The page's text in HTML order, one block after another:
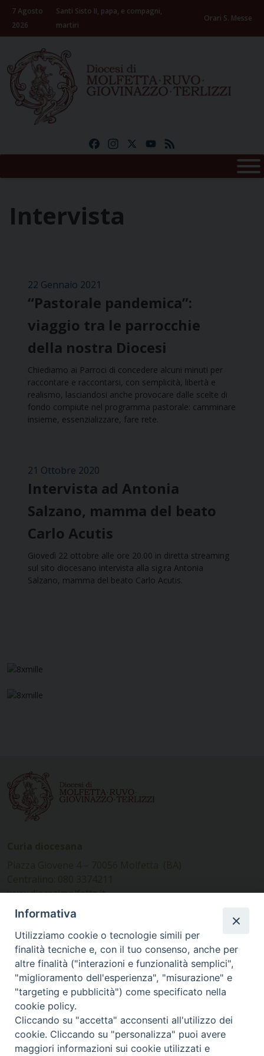
Skip
content
7 Agosto
2026
Santi Sisto II, papa, e compagni,
martiri
Orari S. Messe
FacebookInstagramYouTube
Intervista
22 Gennaio 2021
“Pastorale pandemica”:
viaggio tra le parrocchie
della nostra Diocesi
Chiediamo ai Parroci di concedere alcuni minuti per
raccontare e raccontarsi, con semplicità, libertà e
realismo, lasciandosi anche provocare dalle scelte di
fondo compiute nel programma pastorale: camminare
insieme, essenzializzare, fare rete.
21 Ottobre 2020
Intervista ad Antonia
Salzano, mamma del beato
Carlo Acutis
Giovedì 22 ottobre alle ore 20.00 in diretta streaming
sul sito diocesano intervista alla sig.ra Antonia
Salzano, mamma del beato Carlo Acutis.
www.diocesimolfetta.it –
diocesimolfetta@pec.chiesacattolica.it
Ufficio Comunicazioni sociali
Piazza Giovene 4 – 70056 Molfetta (BA)
comunicazionisociali@diocesimolfetta.it
SEGUICI SU
Facebook
Instagram
X YouTube
Feed
Informativa
Utilizziamo cookie o tecnologie simili per
finalità tecniche e, con il tuo consenso, anche per
altre finalità ("interazioni e funzionalità semplici",
"miglioramento dell'esperienza", "misurazione" e
"targeting e pubblicità") come specificato nella
cookie policy.
Cliccando su "accetta" acconsenti all'utilizzo dei
cookie. Cliccando su "personalizza" puoi avere
maggiori informazioni sui cookie utilizzati e